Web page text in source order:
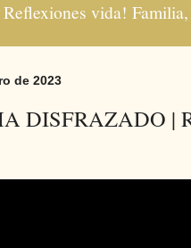
vida!
de 2023
DISFRAZADO |